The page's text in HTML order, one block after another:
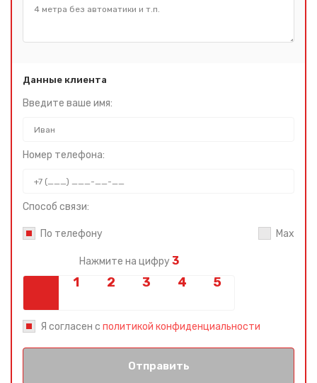
Данные клиента
Введите ваше имя:
Номер телефона:
Способ связи:
По телефону Max
Нажмите на цифру 3
Я согласен с политикой конфиденциальности
Отправить